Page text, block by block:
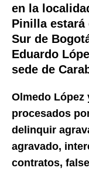
en la
Pinilla estará
Sur de
Eduardo
sede de
Olmedo López
procesados
delinquir
agravado,
contratos,